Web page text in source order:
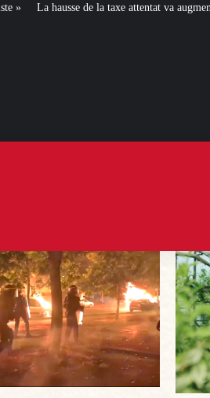
attentat va augmenter votre assurance en 2027